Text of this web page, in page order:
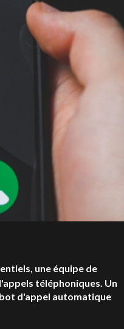
une équipe de
téléphoniques. Un
d'appel automatique